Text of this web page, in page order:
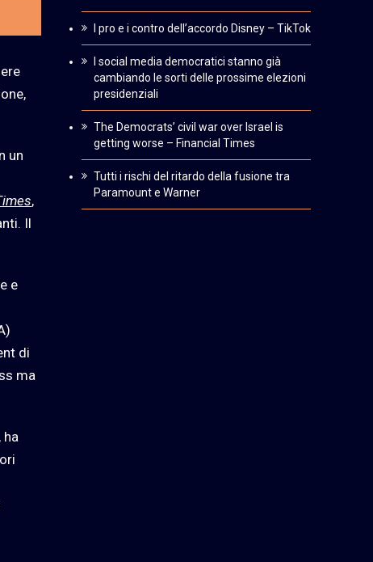
un
,
Il
e
di
ma
ha
I pro e i contro dell’accordo Disney – TikTok
I social media democratici stanno già
cambiando le sorti delle prossime elezioni
presidenziali
The Democrats’ civil war over Israel is
getting worse – Financial Times
Tutti i rischi del ritardo della fusione tra
Paramount e Warner